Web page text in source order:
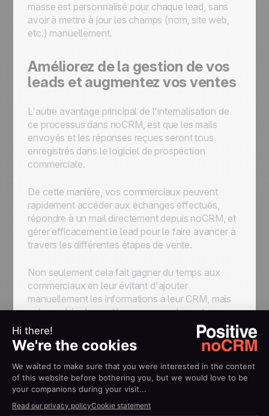
masse est personnalisé pour chaque lead, sans
avoir à mettre à jour les champs (nom, site web,
etc.) manuellement.
Améliorez de la gestion de vos
leads et augmentez vos ventes
L'autre avantage principal de l'internalisation de
ce processus dans noCRM, est que les mails
envoyés et les réponses reçues seront tous
enregistrés dans le logiciel de prospection
commerciale.
De cette manière, vos commerciaux peuvent
rapidement accéder aux échanges effectués,
répondre à un mail directement depuis noCRM, et
gérer efficacement le lead pour le faire avancer à
travers les différentes étapes de vente.
Non seulement cela fait gagner du temps aux
commerciaux en leur évitant d'ajouter
manuellement les informations à leur CRM, mais
cela rend également le processus de vente
beaucoup plus fluide car ils savent immédiatement
à quelle étape se trouve le lead, quelle a été la
dernière action entreprise et quelle sera la
prochaine.
Comment envoyer des